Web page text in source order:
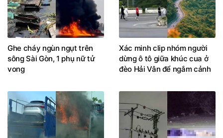
Ghe cháy ngùn ngụt trên
sông Sài Gòn, 1 phụ nữ tử
vong
Xác minh clip nhóm người
dừng ô tô giữa khúc cua ở
đèo Hải Vân để ngắm cảnh